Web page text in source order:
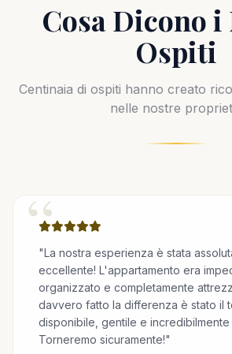
Cosa Dicono
Ospiti
Centinaia di ospiti hanno creato
nelle nostre
“"La nostra esperienza è stata
eccellente! L'appartamento era
organizzato e completamente
davvero fatto la differenza è stato il
disponibile, gentile e incredibilmente
Torneremo sicuramente!"